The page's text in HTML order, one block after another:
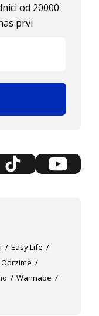
od 20000
prvi
Easy Life
Odrzime
Wannabe